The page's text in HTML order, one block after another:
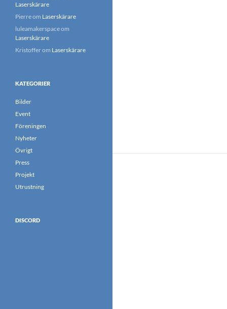
Laserskärare
Pierreom Laserskärare
luleamakerspaceom
Laserskärare
Kristofferom Laserskärare
KATEGORIER
Bilder
Event
Föreningen
Nyheter
Övrigt
Press
Projekt
Utrustning
DISCORD